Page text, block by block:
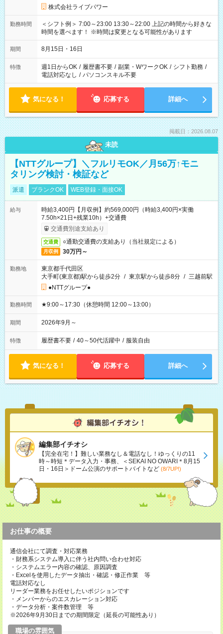
株式会社ライブパワー
勤務時間
＜シフト例＞ 7:00～23:00 13:30～22:00 上記の時間から好きな
時間を選べます！ ※時間は変更となる可能性があります
期間 8月15日・16日
特徴 週1日からOK / 履歴書不要 / 副業・WワークOK / シフト勤務 /
電話対応なし / パソコンスキル不要
気になる！ 応募する 詳細へ
掲載日：2026.08.07
未読
【NTTグループ】＼フルリモOK／月56万↑モニ
タリング検討・検証など
派遣 ブランクOK WEB登録・面接OK
給与
時給3,400円【月収例】約569,000円（時給3,400円×実働
7.50h×21日+残業10h）+交通費
交通費別途支給あり
交通費 ○通勤交通費の支給あり（当社規定による）
月収例 30万円～
勤務地
東京都千代田区
大手町(東京都)駅から徒歩2分 / 東京駅から徒歩8分 / 三越前駅
●NTTグループ●
勤務時間 ★9:00～17:30（休憩時間 12:00～13:00）
期間 2026年9月～
特徴 履歴書不要 / 40～50代活躍中 / 服装自由
気になる！ 応募する 詳細へ
編集部イチオシ
【完全在宅！】難しい業務なし＆電話なし！ゆっくりの11
時～時短＊データ入力・事務、＜SEKAI NO OWARI＊8月15
日・16日＞ドーム公演のサポートバイトなど (8/7UP!)
お仕事の概要
通信会社にて調査・対応業務
・財務系システム導入に伴う社内問い合わせ対応
・システムエラー内容の確認、原因調査
・Excelを使用したデータ抽出・確認・修正作業 等
電話対応なし
リーダー業務をお任せしたいポジションです
・メンバーからのエスカレーション対応
・データ分析・案件数管理 等
※2026年9月30日までの期間限定（延長の可能性あり）
職場の雰囲気